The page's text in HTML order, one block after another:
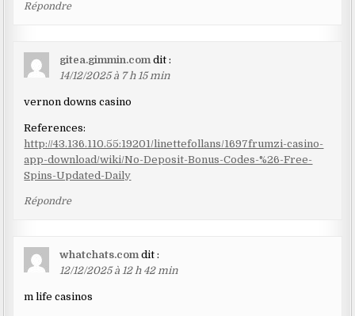
Répondre
gitea.gimmin.com dit :
14/12/2025 à 7 h 15 min
vernon downs casino
References:
http://43.136.110.55:19201/linettefollans/1697frumzi-casino-
app-download/wiki/No-Deposit-Bonus-Codes-%26-Free-
Spins-Updated-Daily
Répondre
whatchats.com dit :
12/12/2025 à 12 h 42 min
m life casinos